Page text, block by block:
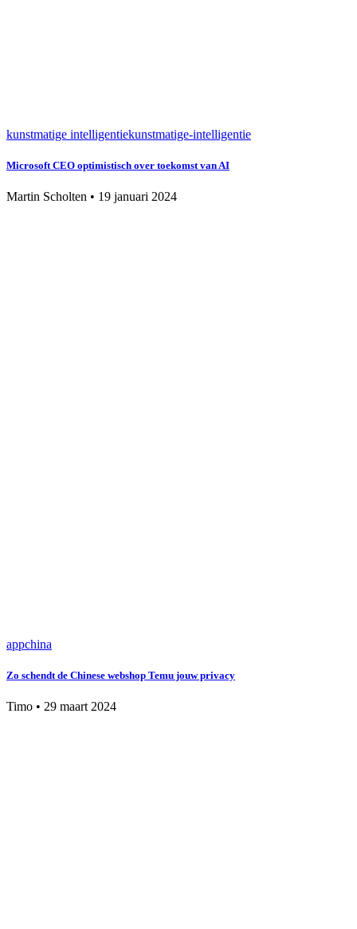
kunstmatige intelligentiekunstmatige-intelligentie
Microsoft CEO optimistisch over toekomst van AI
Martin Scholten • 19 januari 2024
appchina
Zo schendt de Chinese webshop Temu jouw privacy
Timo • 29 maart 2024